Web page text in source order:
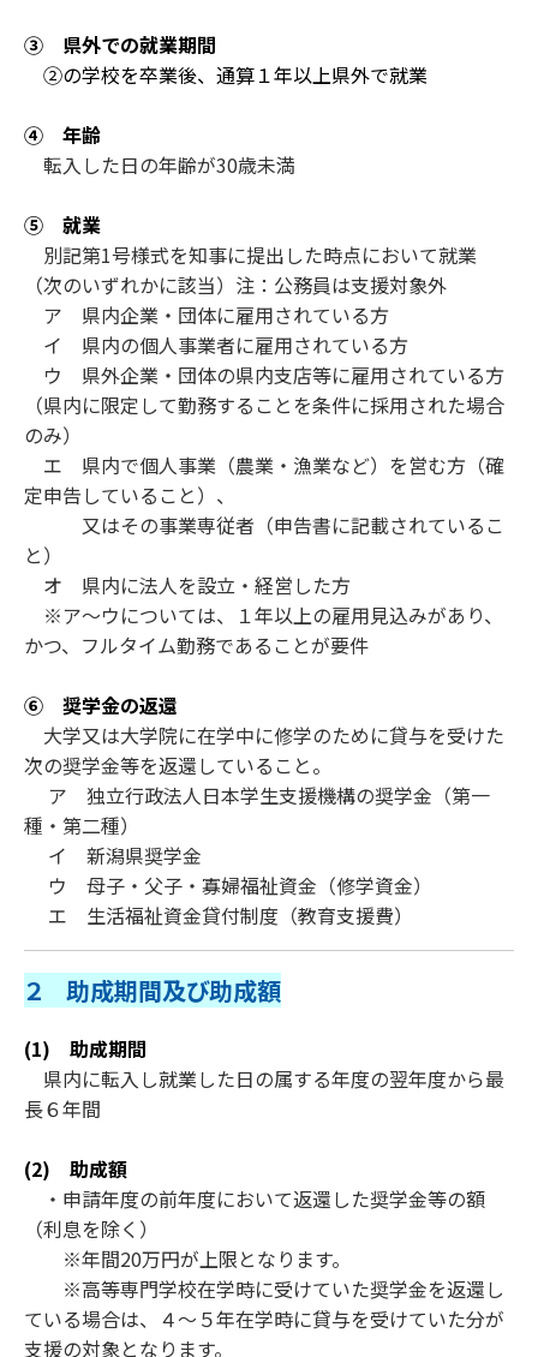
③ 県外での就業期間
②の学校を卒業後、通算１年以上県外で就業
④ 年齢
転入した日の年齢が30歳未満
⑤ 就業
別記第1号様式を知事に提出した時点において就業
（次のいずれかに該当）注：公務員は支援対象外
ア 県内企業・団体に雇用されている方
イ 県内の個人事業者に雇用されている方
ウ 県外企業・団体の県内支店等に雇用されている方
（県内に限定して勤務することを条件に採用された場合
のみ）
エ 県内で個人事業（農業・漁業など）を営む方（確
定申告していること）、
又はその事業専従者（申告書に記載されているこ
と）
オ 県内に法人を設立・経営した方
※ア～ウについては、１年以上の雇用見込みがあり、
かつ、フルタイム勤務であることが要件
⑥ 奨学金の返還
大学又は大学院に在学中に修学のために貸与を受けた
次の奨学金等を返還していること。
ア 独立行政法人日本学生支援機構の奨学金（第一
種・第二種）
イ 新潟県奨学金
ウ 母子・父子・寡婦福祉資金（修学資金）
エ 生活福祉資金貸付制度（教育支援費）
２ 助成期間及び助成額
(1) 助成期間
県内に転入し就業した日の属する年度の翌年度から最
長６年間
(2) 助成額
・申請年度の前年度において返還した奨学金等の額
（利息を除く）
※年間20万円が上限となります。
※高等専門学校在学時に受けていた奨学金を返還し
ている場合は、４～５年在学時に貸与を受けていた分が
支援の対象となります。